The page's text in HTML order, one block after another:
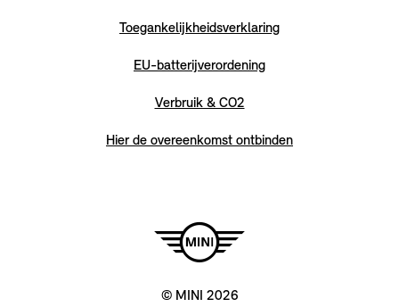
Toegankelijkheidsverklaring
EU-batterijverordening
Verbruik & CO2
Hier de overeenkomst ontbinden
© MINI 2026